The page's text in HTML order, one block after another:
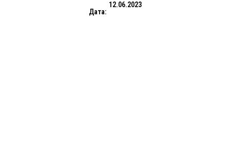
Дата:
12.06.2023